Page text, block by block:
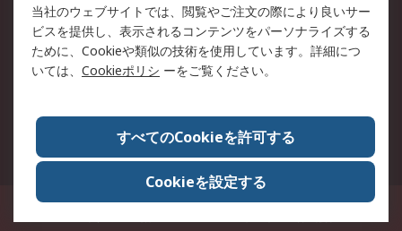
RSについて
会社概要
採用情報
プレスリリース＆お知ら
コーポレートサイト
全世界のRS
RSの歴史
ESGへの取り組み（英語）
認証について
〒240-0005 神奈川県横浜市保土ヶ谷区神戸町134番地 横浜ビジネスパーク ウ
当社のウェブサイトでは、閲覧やご注文の際により良いサー
ビスを提供し、表示されるコンテンツをパーソナライズする
ために、Cookieや類似の技術を使用しています。詳細につ
いては、 Cookieポリシ ーをご覧ください。
すべてのCookieを許可する
Cookieを設定する